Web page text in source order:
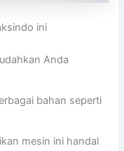
ini
Anda
bahan seperti
mesin ini handal